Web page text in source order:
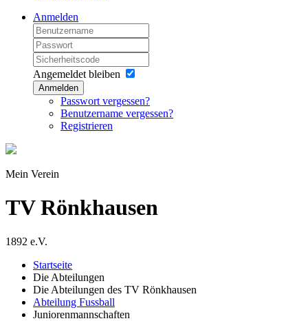
Anmelden
Angemeldet bleiben
Anmelden
Passwort vergessen?
Benutzername vergessen?
Registrieren
Mein Verein
TV Rönkhausen
1892 e.V.
Startseite
Die Abteilungen
Die Abteilungen des TV Rönkhausen
Abteilung Fussball
Juniorenmannschaften